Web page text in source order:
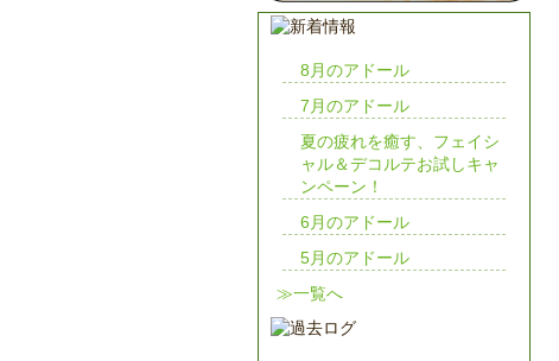
8月のアドール
7月のアドール
夏の疲れを癒す、フェイシ
ャル＆デコルテお試しキャ
ンペーン！
6月のアドール
5月のアドール
≫一覧へ